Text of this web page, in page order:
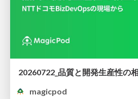
20260722_品質と開発生産性の
magicpod